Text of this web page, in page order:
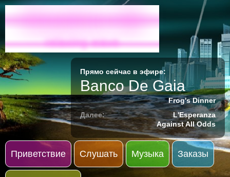
Radio-M
relaxing wave
Прямо сейчас в эфире:
Banco De Gaia
Frog's Dinner
Далее:
L'Esperanza
Against All Odds
Приветствие Слушать Музыка Заказы